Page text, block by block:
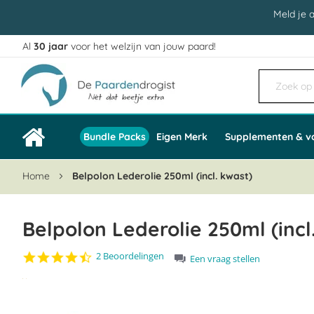
Meld je
Ga
naar
de
inhoud
Al 30 jaar voor het welzijn van jouw paard!
Bundle Packs Eigen Merk Supplementen &
Home Belpolon Lederolie 250ml (incl. kwast)
Belpolon Lederolie 250ml
4.5
2 Beoordelingen
Een vraag stellen